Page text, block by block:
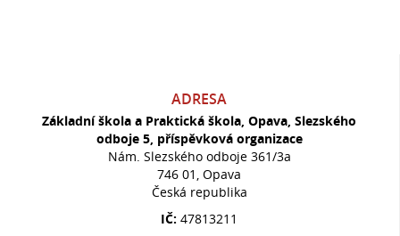
ADRESA
Základní škola a Praktická škola, Opava, Slezského
odboje 5, příspěvková organizace
Nám. Slezského odboje 361/3a
746 01, Opava
Česká republika
IČ:47813211